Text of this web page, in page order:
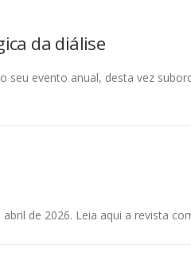
da diálise
evento anual, desta vez
de 2026. Leia aqui a revista